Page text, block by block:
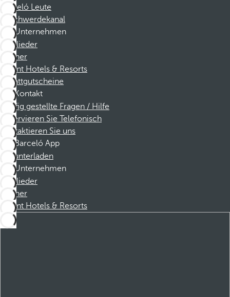
Barceló Leute
Beschwerdekanal
Unternehmen
Mitglieder
Partner
Dorint Hotels & Resorts
Rabattgutscheine
Kontakt
Häufig gestellte Fragen / Hilfe
Reservieren Sie Telefonisch
Kontaktieren Sie uns
Barceló App
Herunterladen
Unternehmen
Mitglieder
Partner
Dorint Hotels & Resorts